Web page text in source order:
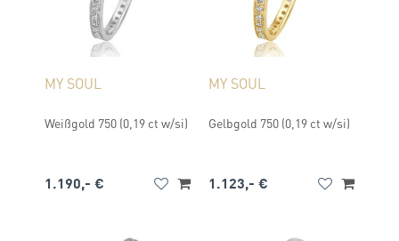
MY SOUL
Weißgold 750 (0,19 ct w/si)
1.190,- €
MY SOUL
Gelbgold 750 (0,19 ct w/si)
1.123,- €